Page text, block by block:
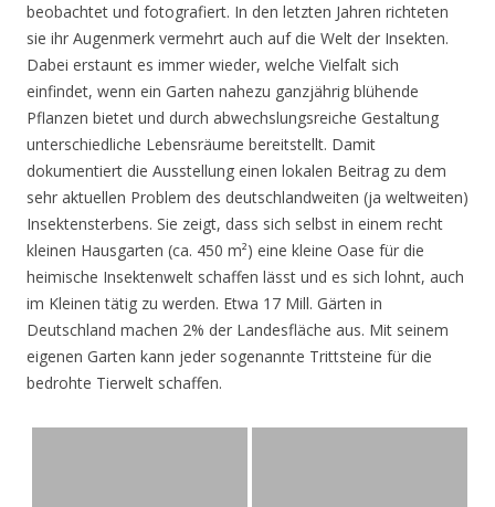
beobachtet und fotografiert. In den letzten Jahren richteten
sie ihr Augenmerk vermehrt auch auf die Welt der Insekten.
Dabei erstaunt es immer wieder, welche Vielfalt sich
einfindet, wenn ein Garten nahezu ganzjährig blühende
Pflanzen bietet und durch abwechslungsreiche Gestaltung
unterschiedliche Lebensräume bereitstellt. Damit
dokumentiert die Ausstellung einen lokalen Beitrag zu dem
sehr aktuellen Problem des deutschlandweiten (ja weltweiten)
Insektensterbens. Sie zeigt, dass sich selbst in einem recht
kleinen Hausgarten (ca. 450 m²) eine kleine Oase für die
heimische Insektenwelt schaffen lässt und es sich lohnt, auch
im Kleinen tätig zu werden. Etwa 17 Mill. Gärten in
Deutschland machen 2% der Landesfläche aus. Mit seinem
eigenen Garten kann jeder sogenannte Trittsteine für die
bedrohte Tierwelt schaffen.